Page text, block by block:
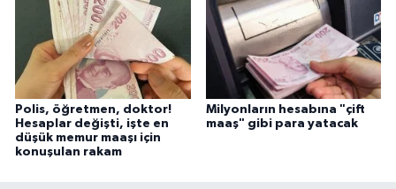
Polis, öğretmen, doktor!
Hesaplar değişti, işte en
düşük memur maaşı için
konuşulan rakam
Milyonların hesabına "çift
maaş" gibi para yatacak